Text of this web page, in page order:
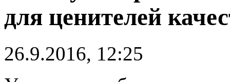
для ценителей
26.9.2016, 12:25